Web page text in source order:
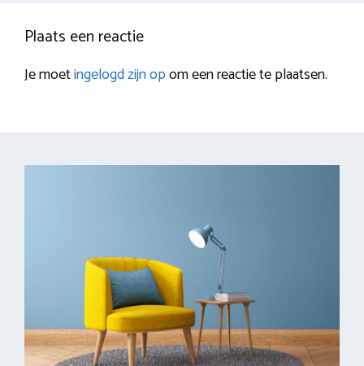
Plaats een reactie
Je moetingelogd zijn opom een reactie te plaatsen.